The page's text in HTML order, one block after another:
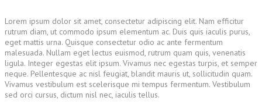
Lorem ipsum dolor sit amet, consectetur adipiscing elit. Nam efficitur
rutrum diam, ut commodo ipsum elementum ac. Duis quis iaculis purus,
eget mattis urna. Quisque consectetur odio ac ante fermentum
malesuada. Nullam eget lectus euismod, rutrum quam quis, venenatis
ligula. Integer egestas elit ipsum. Vivamus nec egestas turpis, et semper
neque. Pellentesque ac nisl feugiat, blandit mauris ut, sollicitudin quam.
Vivamus vestibulum est scelerisque mi tempus fermentum. Vestibulum
sed orci cursus, dictum nisl nec, iaculis tellus.